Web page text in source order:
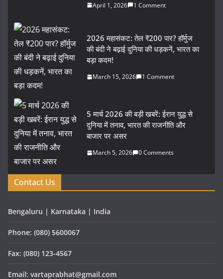
April 1, 2026 1 Comment
2026 महासंकट: तेल ₹200 पार? हॉर्मुज
की बंदी ने बढ़ाई दुनिया की धड़कनें, भारत का
बड़ा कदम!
March 15, 2026 1 Comment
5 मार्च 2026 की बड़ी खबरें: ईरान युद्ध से
दुनिया में तनाव, भारत की राजनीति और
बाजार पर असर
March 5, 2026 0 Comments
Contact Us
Bengaluru | Karnataka | India
Phone: (080) 5600067
Fax: (080) 123-4567
Email: vartaprabhat@gmail.com